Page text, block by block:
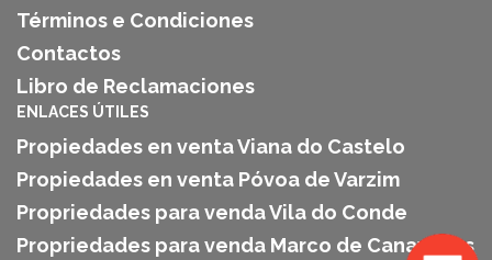
Términos e Condiciones
Contactos
Libro de Reclamaciones
ENLACES ÚTILES
Propiedades en venta Viana do Castelo
Propiedades en venta Póvoa de Varzim
Propriedades para venda Vila do Conde
Propriedades para venda Marco de Canaveses